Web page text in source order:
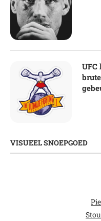
VISUEEL SNOEPGOED